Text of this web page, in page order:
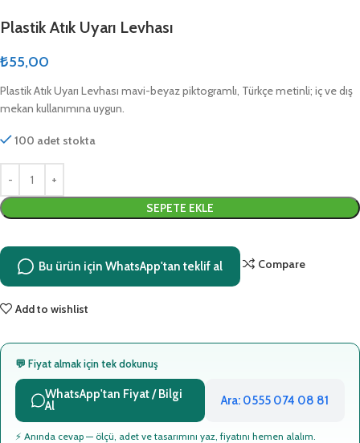
Plastik Atık Uyarı Levhası
₺55,00
Plastik Atık Uyarı Levhası mavi-beyaz piktogramlı, Türkçe metinli; iç ve dış
mekan kullanımına uygun.
100 adet stokta
SEPETE EKLE
Bu ürün için WhatsApp'tan teklif al Compare
Add to wishlist
💬 Fiyat almak için tek dokunuş
WhatsApp'tan Fiyat / Bilgi
Al
Ara: 0555 074 08 81
⚡ Anında cevap — ölçü, adet ve tasarımını yaz, fiyatını hemen alalım.